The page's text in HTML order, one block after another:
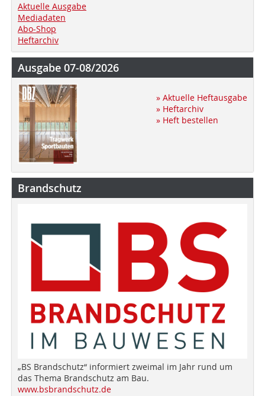
Aktuelle Ausgabe
Mediadaten
Abo-Shop
Heftarchiv
Ausgabe 07-08/2026
» Aktuelle Heftausgabe
» Heftarchiv
» Heft bestellen
Brandschutz
„BS Brandschutz“ informiert zweimal im Jahr rund um
das Thema Brandschutz am Bau.
www.bsbrandschutz.de